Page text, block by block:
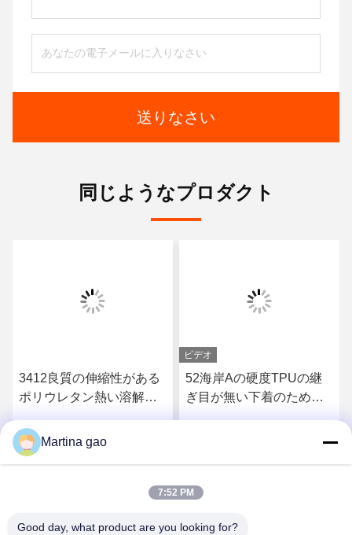
送りなさい
同じようなプロダクト
3412良質の伸縮性がある
ポリウレタン熱い溶解の
ビデオ
52海岸Aの硬度TPUの継
ぎ目が無い下着のための
Martina gao
7:52 PM
Good day, what product are you looking for?